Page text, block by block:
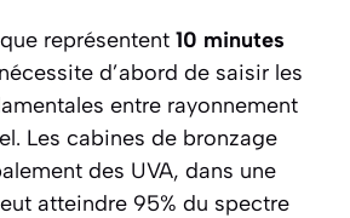
représentent 10 minutes
nécessite d’abord de saisir les
entre rayonnement
Les cabines de bronzage
des UVA, dans une
atteindre 95% du spectre